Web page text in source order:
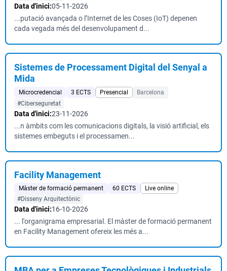
Data d'inici:05-11-2026
...putació avançada o l’Internet de les Coses (IoT) depenen
cada vegada més del desenvolupament d...
Sistemes de Processament Digital del Senyal a
Mida
Microcredencial 3 ECTS Presencial
Barcelona
#Ciberseguretat
Data d'inici:23-11-2026
...n àmbits com les comunicacions digitals, la visió artificial, els
sistemes embeguts i el processamen...
Facility Management
Màster de formació permanent 60 ECTS
Live online
#Disseny Arquitectònic
Data d'inici:16-10-2026
... l'organigrama empresarial. El màster de formació permanent
en Facility Management ofereix les més a...